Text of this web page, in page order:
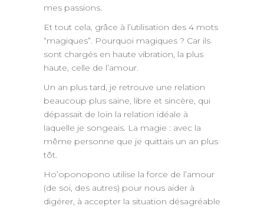
mes passions.
Et tout cela, grâce à l’utilisation des 4 mots
“magiques”. Pourquoi magiques ? Car ils
sont chargés en haute vibration, la plus
haute, celle de l’amour.
Un an plus tard, je retrouve une relation
beaucoup plus saine, libre et sincère, qui
dépassait de loin la relation idéale à
laquelle je songeais. La magie : avec la
même personne que je quittais un an plus
tôt.
Ho’oponopono utilise la force de l’amour
(de soi, des autres) pour nous aider à
digérer, à accepter la situation désagréable